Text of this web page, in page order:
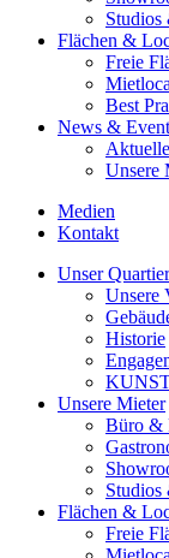
Flächen &
Freie
Best
News &
Unsere
Medien
Kontakt
Unser Quartier
Unsere
Historie
Unsere Mieter
Büro &
Flächen &
Freie